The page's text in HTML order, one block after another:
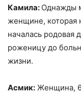
Камила: Однажды
женщине, которая
началась родовая
роженицу до
жизни.
Асмик: Женщина,